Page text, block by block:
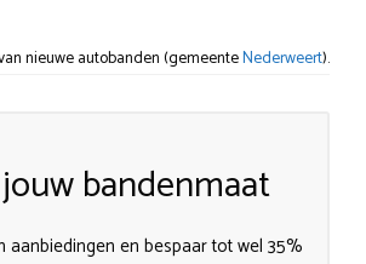
nieuwe autobanden (gemeenteNederweert).
bandenmaat
aanbiedingen en bespaar tot wel 35%